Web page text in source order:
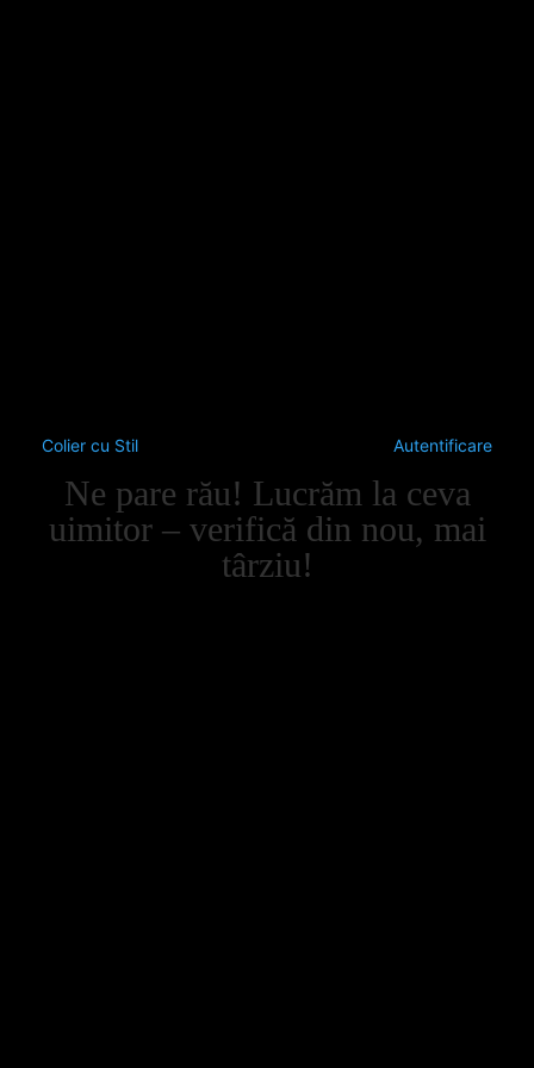
Colier cu Stil Autentificare
Ne pare rău! Lucrăm la ceva
uimitor – verifică din nou, mai
târziu!